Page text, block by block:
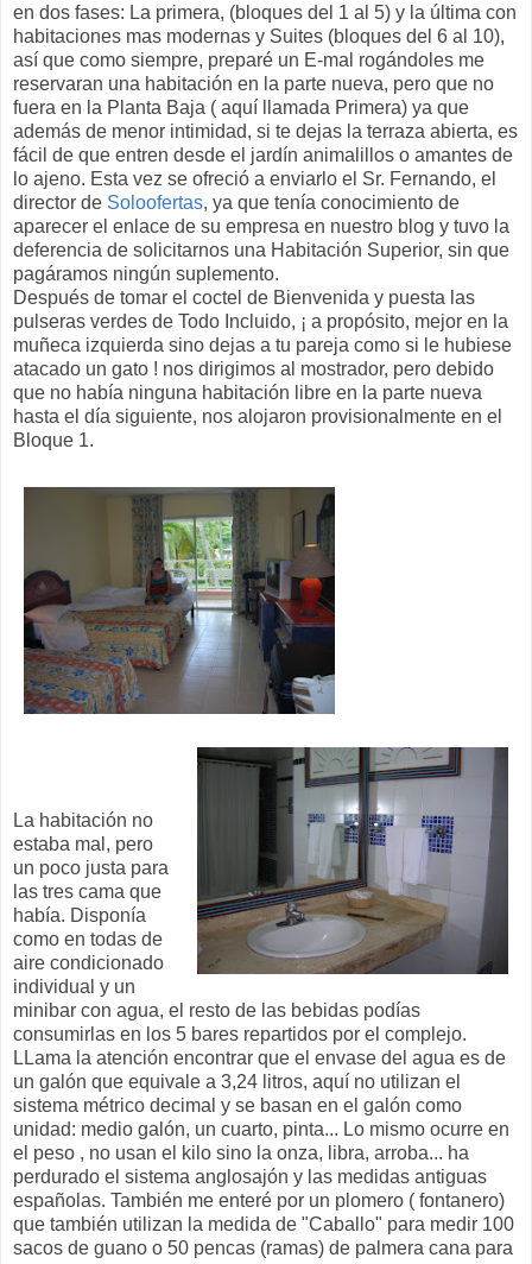
en dos fases: La primera, (bloques del 1 al 5) y la última con
habitaciones mas modernas y Suites (bloques del 6 al 10),
así que como siempre, preparé un E-mal rogándoles me
reservaran una habitación en la parte nueva, pero que no
fuera en la Planta Baja ( aquí llamada Primera) ya que
además de menor intimidad, si te dejas la terraza abierta, es
fácil de que entren desde el jardín animalillos o amantes de
lo ajeno. Esta vez se ofreció a enviarlo el Sr. Fernando, el
director de Soloofertas, ya que tenía conocimiento de
aparecer el enlace de su empresa en nuestro blog y tuvo la
deferencia de solicitarnos una Habitación Superior, sin que
pagáramos ningún suplemento.
Después de tomar el coctel de Bienvenida y puesta las
pulseras verdes de Todo Incluido, ¡ a propósito, mejor en la
muñeca izquierda sino dejas a tu pareja como si le hubiese
atacado un gato ! nos dirigimos al mostrador, pero debido
que no había ninguna habitación libre en la parte nueva
hasta el día siguiente, nos alojaron provisionalmente en el
Bloque 1.
La habitación no
estaba mal, pero
un poco justa para
las tres cama que
había. Disponía
como en todas de
aire condicionado
individual y un
minibar con agua, el resto de las bebidas podías
consumirlas en los 5 bares repartidos por el complejo.
LLama la atención encontrar que el envase del agua es de
un galón que equivale a 3,24 litros, aquí no utilizan el
sistema métrico decimal y se basan en el galón como
unidad: medio galón, un cuarto, pinta... Lo mismo ocurre en
el peso , no usan el kilo sino la onza, libra, arroba... ha
perdurado el sistema anglosajón y las medidas antiguas
españolas. También me enteré por un plomero ( fontanero)
que también utilizan la medida de "Caballo" para medir 100
sacos de guano o 50 pencas (ramas) de palmera cana para